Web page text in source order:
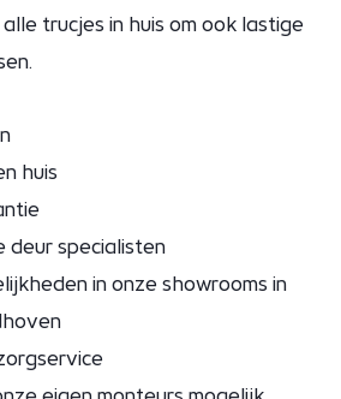
trucjes in huis om ook lastige
huis
deur specialisten
in onze showrooms in